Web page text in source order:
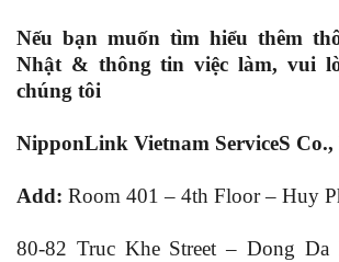
Nếu bạn muốn tìm hiểu thêm
Nhật & thông tin việc làm, vui
chúng tôi
NipponLink Vietnam ServiceS
Add: Room 401 – 4th Floor – Huy
80-82 Truc Khe Street – Dong